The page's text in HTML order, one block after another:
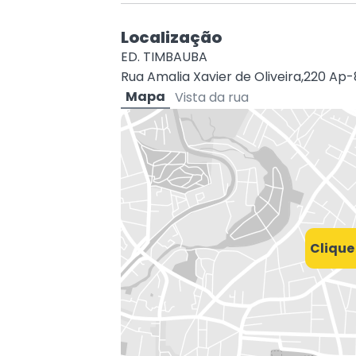
Localização
ED. TIMBAUBA
Rua Amalia Xavier de Oliveira,220